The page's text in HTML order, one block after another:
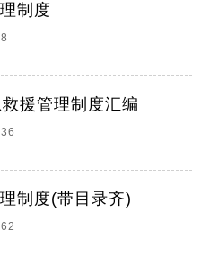
煤矿 班组民主管理制度
创造性，它的中心是为了
关于印发XX煤矿安全教育
： 为加强XX煤矿安全教
素质和安全技能，规范职
关法律法规及河南能源。
注：煤矿安全知识 目 录
制度
援管理制度汇编
制度(带目录齐)